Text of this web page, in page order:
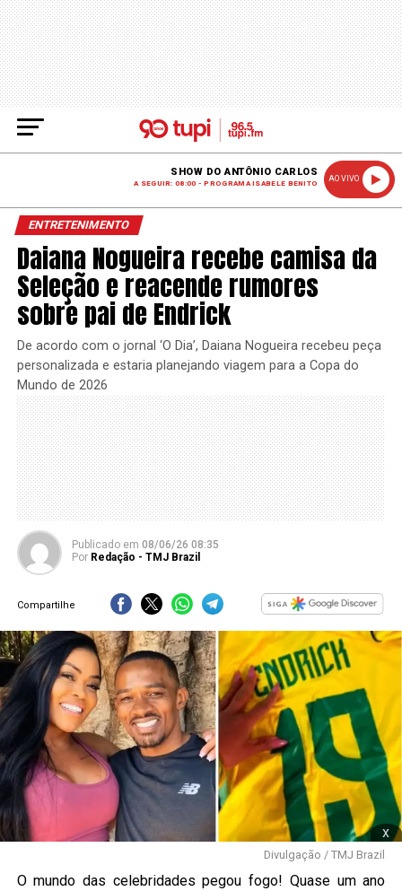
SHOW DO ANTÔNIO CARLOS
A SEGUIR: 08:00 - PROGRAMA ISABELE BENITO
AO VIVO
ENTRETENIMENTO
Daiana Nogueira recebe camisa da
Seleção e reacende rumores
sobre pai de Endrick
De acordo com o jornal ‘O Dia’, Daiana Nogueira recebeu peça
personalizada e estaria planejando viagem para a Copa do
Mundo de 2026
Publicado em 08/06/26 08:35
Por Redação - TMJ Brazil
Compartilhe
x
Divulgação / TMJ Brazil
O mundo das celebridades pegou fogo! Quase um ano